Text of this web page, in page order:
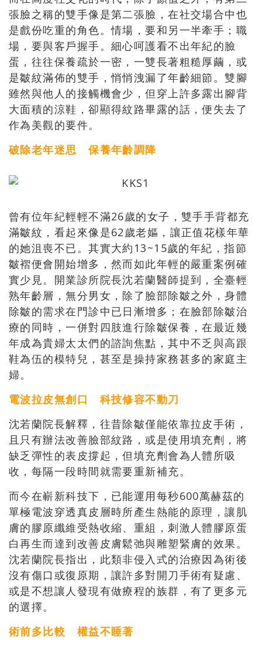
張臉之稱的雙手像是第二張臉，在社交場合中也
是戲份吃重的角色。情場，要和另一半牽手；職
場，要與客戶握手。細心呵護看不出年紀的臉
蛋，往往保養疏於一密，一雙長著粗糙厚繭，或
是皺紋滿佈的雙手，悄悄洩漏了年齡細節。雙腳
雖然與他人的接觸機會少，但穿上許多露出腳背
大面積的涼鞋，卻顯得紋路畢露的話，便失去了
作為美觀的要件。
破除老年迷思 保養年齡調降
曾有位年紀輕輕不滿26歲的女子，雙手手背都充
滿皺紋，看起來像是62歲老嫗，讓正值花樣年華
的她沮喪不已。其實大約13~15歲的年紀，指節
皺褶便會開始增多，然而如此年輕的嚴重案例確
實少見。開業診所院長沈若蘭醫師提到，全臺輕
熟年齡層，無分男女，除了臉部除皺之外，身體
除皺的需求在門診中已日漸增多；在臉部除皺治
療的同時，一併對四肢進行除皺保養，在最近幾
年成為貴婦太太們的諮詢焦點，其中不乏與高跟
鞋為伍的模特兒，甚至是操持家務甚多的家庭主
婦。
電波拉皮無創口 科技修容不動刀
沈若蘭院長解釋，往昔除皺僅能依靠拉皮手術，
且只有辦法改善臉部紋路，或是使用填充劑，將
缺乏彈性的表皮撐起，但填充劑會為人體所吸
收，每隔一段時間就需要重新補充。
而今在嶄新科技下，已能運用每秒600萬赫茲的
單極電波穿透真皮層時所產生熱能的原理，讓肌
膚的膠原纖維受熱收縮、重組，刺激人體膠原蛋
白再生而達到改善皮膚鬆弛與雕塑緊膚的效果。
沈若蘭院長指出，此類非侵入式的治療因為術後
沒有傷口或復原期，讓許多對開刀手術有疑慮、
或是不想讓人發現有做療程的族群，有了更多元
的選擇。
術前多比較 權益不睡著